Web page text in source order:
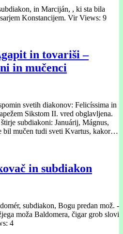
in Marciján, , ki sta bila
Konstancijem. Vir Views: 9
in tovariši –
in mučenci
svetih diakonov: Felicíssima in
Sikstom II. vred obglavljena.
subdiakoni: Januárij, Mágnus,
bil mučen tudi sveti Kvartus, kakor…
in subdiakon
subdiakon, Bogu predan mož. -
moža Baldomera, čigar grob slovi
4